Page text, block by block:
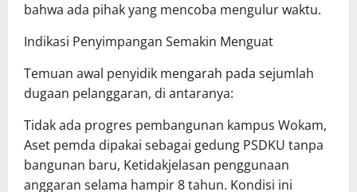
bahwa ada pihak yang mencoba mengulur waktu.
Indikasi Penyimpangan Semakin Menguat
Temuan awal penyidik mengarah pada sejumlah
dugaan pelanggaran, di antaranya:
Tidak ada progres pembangunan kampus Wokam,
Aset pemda dipakai sebagai gedung PSDKU tanpa
bangunan baru, Ketidakjelasan penggunaan
anggaran selama hampir 8 tahun. Kondisi ini